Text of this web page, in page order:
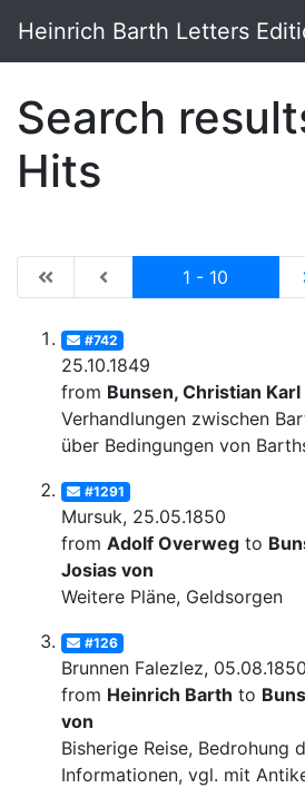
Heinrich Barth Letters
Search
Hits
|de:Erste Seite|en:First results
|de:Vorhergehende
1 - 10
#742
25.10.1849
from Bunsen, Christian
Verhandlungen zwischen
über Bedingungen von
#1291
Mursuk, 25.05.1850
from Adolf Overweg to
Josias von
Weitere Pläne, Geldsorgen
#126
Brunnen Falezlez, 05.08.1850
from Heinrich Barth to
von
Bisherige Reise, Bedrohung
Informationen, vgl. mit